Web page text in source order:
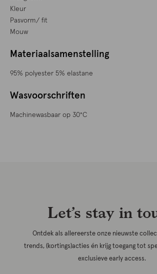
Kleur
Pasvorm/ fit
Mouw
Materiaalsamenstelling
95% polyester 5% elastane
Wasvoorschriften
Machinewasbaar op 30°C
Let’s stay in
Ontdek als allereerste onze nieuwste
trends, (kortings)acties én krijg toegang tot
exclusieve early access.